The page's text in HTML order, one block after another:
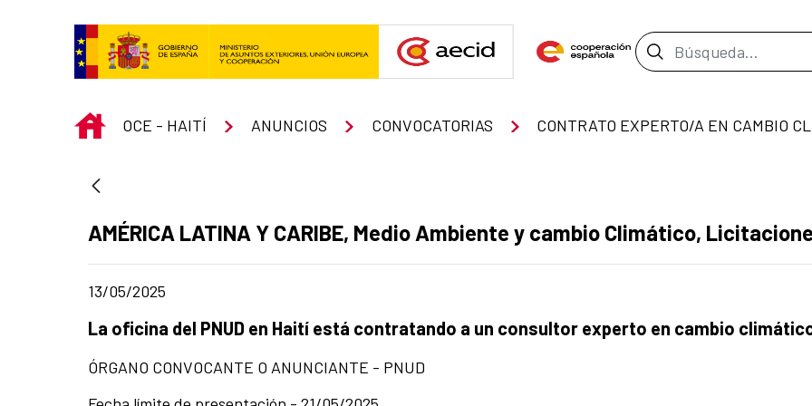
Barra de
INICIO
OCE - HAITÍ ANUNCIOS CONVOCATORIAS
Apartado del anuncio:
AMÉRICA LATINA Y CARIBE, Medio Ambiente y cambio Climático,
Fecha de publicación de la noticia
13/05/2025
Título del anuncio:
La oficina del PNUD en Haití está contratando a un consultor experto en cambio
ÓRGANO CONVOCANTE O ANUNCIANTE - PNUD